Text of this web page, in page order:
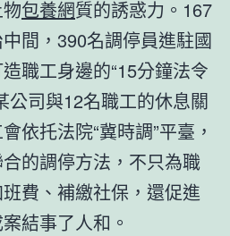
包養網質的誘惑力。167
間，390名調停員進駐國
職工身邊的“15分鐘法令
公司與12名職工的休息關
依托法院“冀時調”平臺，
的調停方法，不只為職
費、補繳社保，還促進
結事了人和。